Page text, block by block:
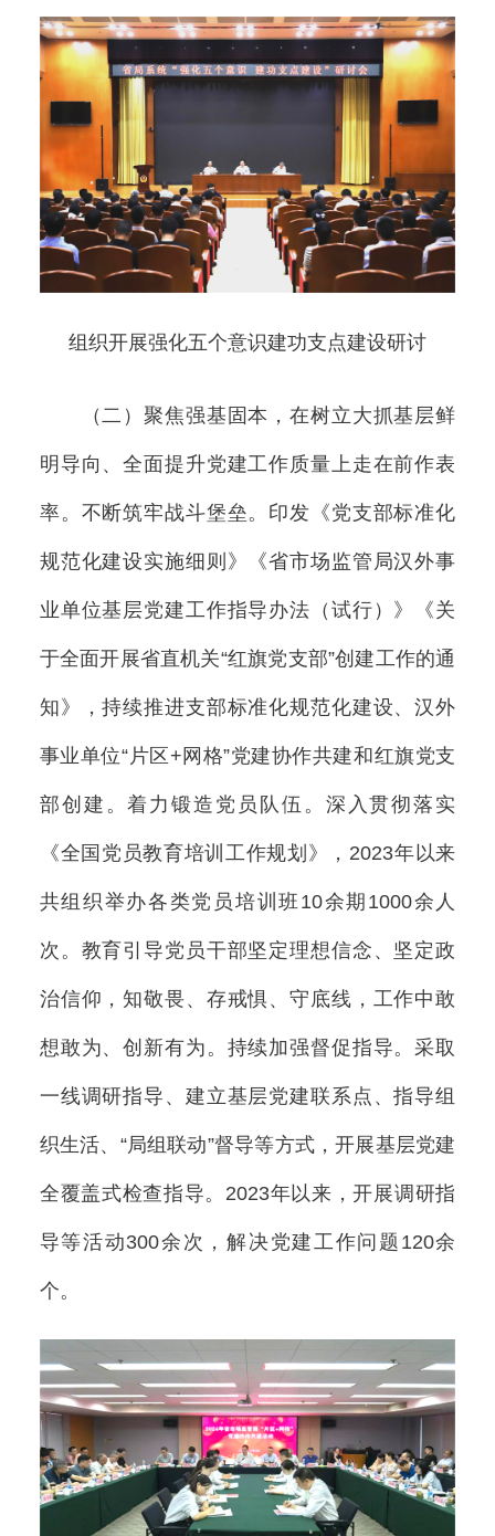
组织开展强化五个意识建功支点建设研讨
（二）聚焦强基固本，在树立大抓基层鲜
明导向、全面提升党建工作质量上走在前作表
率。不断筑牢战斗堡垒。印发《党支部标准化
规范化建设实施细则》《省市场监管局汉外事
业单位基层党建工作指导办法（试行）》《关
于全面开展省直机关“红旗党支部”创建工作的通
知》，持续推进支部标准化规范化建设、汉外
事业单位“片区+网格”党建协作共建和红旗党支
部创建。着力锻造党员队伍。深入贯彻落实
《全国党员教育培训工作规划》，2023年以来
共组织举办各类党员培训班10余期1000余人
次。教育引导党员干部坚定理想信念、坚定政
治信仰，知敬畏、存戒惧、守底线，工作中敢
想敢为、创新有为。持续加强督促指导。采取
一线调研指导、建立基层党建联系点、指导组
织生活、“局组联动”督导等方式，开展基层党建
全覆盖式检查指导。2023年以来，开展调研指
导等活动300余次，解决党建工作问题120余
个。